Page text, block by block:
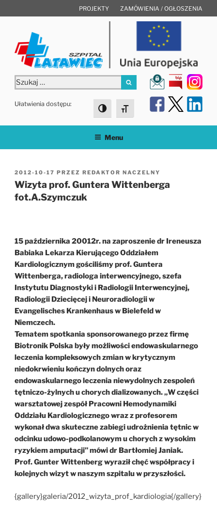
do
PROJEKTY ZAMÓWIENIA / OGŁOSZENIA
Szukaj:
Szukaj
Ułatwienia dostępu:
Toggle High Contrast
Toggle Font size
Menu
OPUBLIKOWANE
W
2012-10-17 PRZEZ REDAKTOR NACZELNY
Wizyta prof. Guntera Wittenberga
fot.A.Szymczuk
15 października 20012r. na zaproszenie dr Ireneusza
Babiaka Lekarza Kierującego Oddziałem
Kardiologicznym gościliśmy prof. Guntera
Wittenberga, radiologa interwencyjnego, szefa
Instytutu Diagnostyki i Radiologii Interwencyjnej,
Radiologii Dziecięcej i Neuroradiologii w
Evangelisches Krankenhaus w Bielefeld w
Niemczech.
Tematem spotkania sponsorowanego przez firmę
Biotronik Polska były możliwości endowaskularnego
leczenia kompleksowych zmian w krytycznym
niedokrwieniu kończyn dolnych oraz
endowaskularnego leczenia niewydolnych zespoleń
tętniczo-żylnych u chorych dializowanych. „W części
warsztatowej zespół Pracowni Hemodynamiki
Oddziału Kardiologicznego wraz z profesorem
wykonał dwa skuteczne zabiegi udrożnienia tętnic w
odcinku udowo-podkolanowym u chorych z wysokim
ryzykiem amputacji” mówi dr Bartłomiej Janiak.
Prof. Gunter Wittenberg wyraził chęć współpracy i
kolejnych wizyt w naszym szpitalu w przyszłości.
{gallery}galeria/2012_wizyta_prof_kardiologia{/gallery}